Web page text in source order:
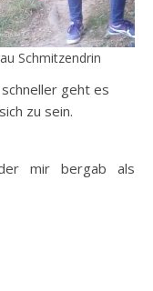
Schmitzendrin
geht es
zu sein.
mir bergab als